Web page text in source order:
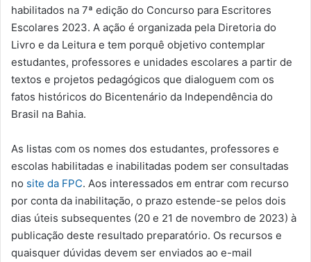
habilitados na 7ª edição do Concurso para Escritores
Escolares 2023. A ação é organizada pela Diretoria do
Livro e da Leitura e tem porquê objetivo contemplar
estudantes, professores e unidades escolares a partir de
textos e projetos pedagógicos que dialoguem com os
fatos históricos do Bicentenário da Independência do
Brasil na Bahia.
As listas com os nomes dos estudantes, professores e
escolas habilitadas e inabilitadas podem ser consultadas
no site da FPC. Aos interessados em entrar com recurso
por conta da inabilitação, o prazo estende-se pelos dois
dias úteis subsequentes (20 e 21 de novembro de 2023) à
publicação deste resultado preparatório. Os recursos e
quaisquer dúvidas devem ser enviados ao e-mail